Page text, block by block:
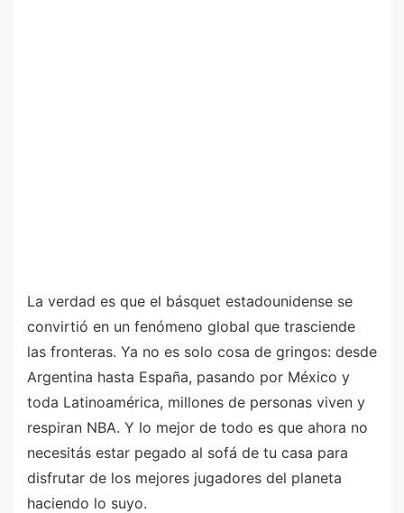
La verdad es que el básquet estadounidense se
convirtió en un fenómeno global que trasciende
las fronteras. Ya no es solo cosa de gringos: desde
Argentina hasta España, pasando por México y
toda Latinoamérica, millones de personas viven y
respiran NBA. Y lo mejor de todo es que ahora no
necesitás estar pegado al sofá de tu casa para
disfrutar de los mejores jugadores del planeta
haciendo lo suyo.